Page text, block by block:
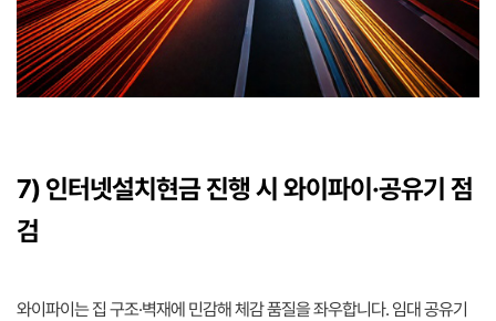
7) 인터넷설치현금 진행 시 와이파이·공유기 점
검
와이파이는 집 구조·벽재에 민감해 체감 품질을 좌우합니다. 임대 공유기